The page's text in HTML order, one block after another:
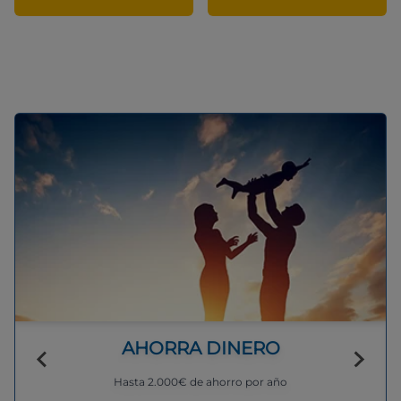
AHORRA DINERO
Hasta 2.000€ de ahorro por año